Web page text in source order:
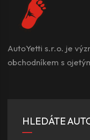
AutoYetti s.r.o. je
obchodníkem s
HLEDÁTE